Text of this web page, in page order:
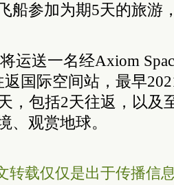
船参加为期5天的旅游
运送一名经Axiom
国际空间站，最早
，包括2天往返，以及
、观赏地球。
转载仅仅是出于传播信